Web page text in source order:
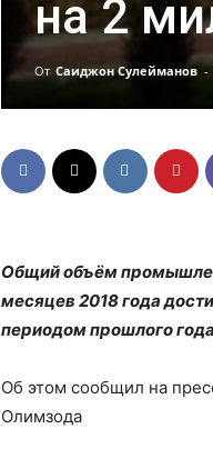
на 2
От Саиджон Сулейманов -
Общий объём
месяцев 2018 года
периодом прошлого
Об этом сообщил на
Олимзода